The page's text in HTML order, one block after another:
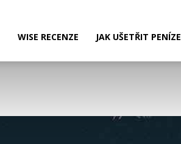
WISE RECENZE JAK UŠETŘIT PENÍZE